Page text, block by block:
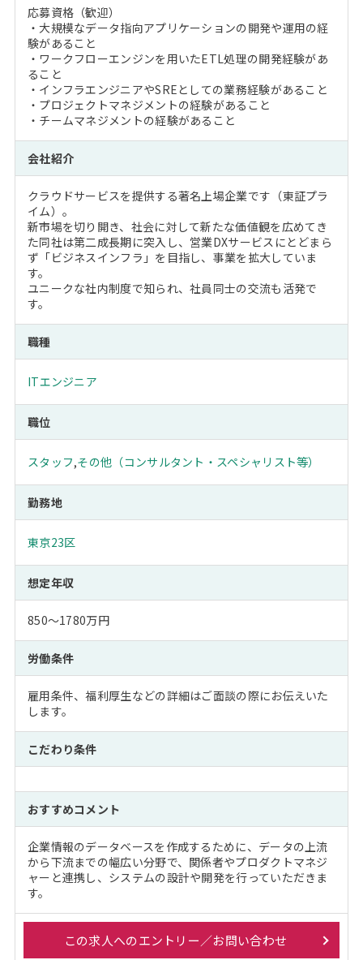
応募資格（歓迎）
・大規模なデータ指向アプリケーションの開発や運用の経
験があること
・ワークフローエンジンを用いたETL処理の開発経験があ
ること
・インフラエンジニアやSREとしての業務経験があること
・プロジェクトマネジメントの経験があること
・チームマネジメントの経験があること
会社紹介
クラウドサービスを提供する著名上場企業です（東証プラ
イム）。
新市場を切り開き、社会に対して新たな価値観を広めてき
た同社は第二成長期に突入し、営業DXサービスにとどまら
ず「ビジネスインフラ」を目指し、事業を拡大していま
す。
ユニークな社内制度で知られ、社員同士の交流も活発で
す。
職種
ITエンジニア
職位
スタッフ,その他（コンサルタント・スペシャリスト等）
勤務地
東京23区
想定年収
850～1780万円
労働条件
雇用条件、福利厚生などの詳細はご面談の際にお伝えいた
します。
こだわり条件
おすすめコメント
企業情報のデータベースを作成するために、データの上流
から下流までの幅広い分野で、関係者やプロダクトマネジ
ャーと連携し、システムの設計や開発を行っていただきま
す。
この求人へのエントリー／お問い合わせ